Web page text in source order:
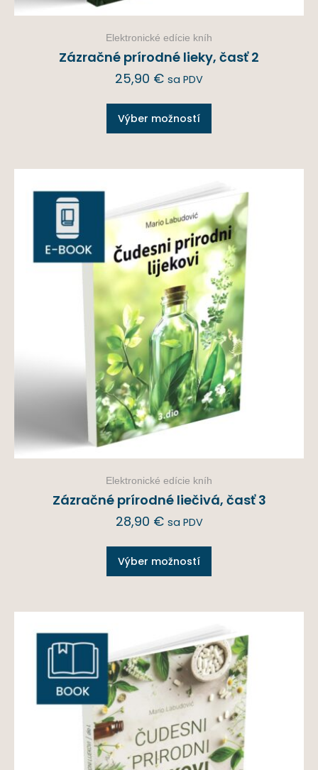
Elektronické edície kníh
Zázračné prírodné lieky, časť 2
25,90 € sa PDV
Výber možností
Elektronické edície kníh
Zázračné prírodné liečivá, časť 3
28,90 € sa PDV
Výber možností